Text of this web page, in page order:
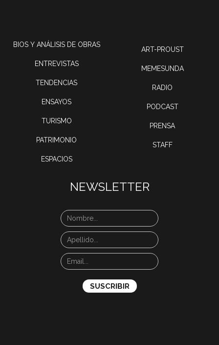
BIOS Y ANÁLISIS DE OBRAS
ENTREVISTAS
TENDENCIAS
ENSAYOS
TURISMO
PATRIMONIO
ESPACIOS
ART-PROUST
MEMESUNDA
RADIO
PODCAST
PRENSA
STAFF
NEWSLETTER